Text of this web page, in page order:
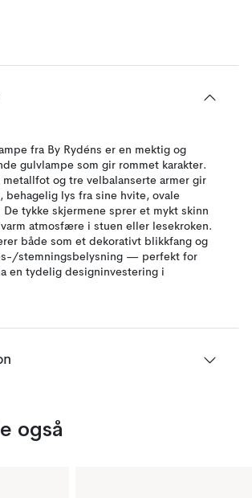
fra By Rydéns er en mektig og
gulvlampe som gir rommet karakter.
og tre velbalanserte armer gir
behagelig lys fra sine hvite, ovale
De tykke skjermene sprer et mykt skinn
atmosfære i stuen eller lesekroken.
både som et dekorativt blikkfang og
stemningsbelysning — perfekt for
en tydelig designinvestering i
også